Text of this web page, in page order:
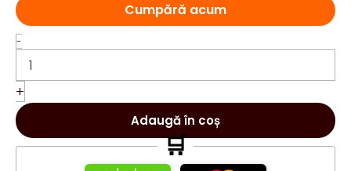
Cumpără acum
-
Eau
de
Spice
Extreme
arab
EDP
+
Adaugă în coș
🛒